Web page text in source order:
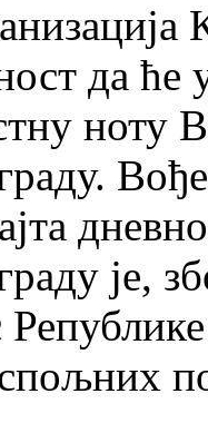
да
ноту
је,